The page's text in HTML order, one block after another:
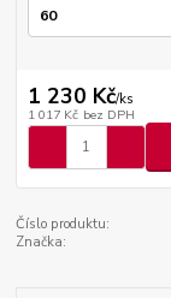
1 230 Kč/ks
1 017 Kč bez DPH
Číslo produktu:
Značka: